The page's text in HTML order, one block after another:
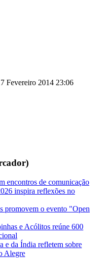
Fevereiro 2014 23:06
encontros de comunicação
inspira reflexões no
promovem o evento "Open
e Acólitos reúne 600
e da Índia refletem sobre
Alegre